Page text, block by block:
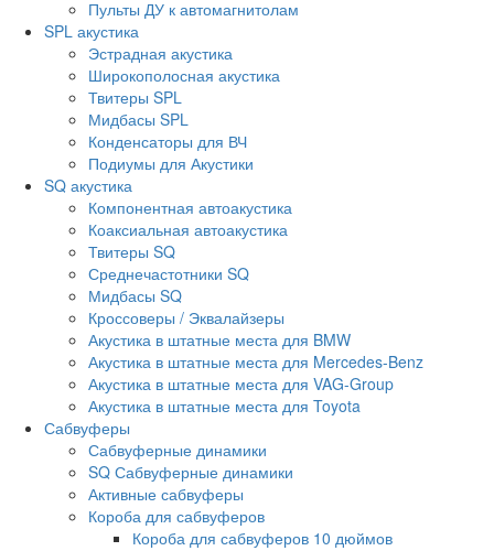
Пульты ДУ к автомагнитолам
SPL акустика
Эстрадная акустика
Широкополосная акустика
Твитеры SPL
Мидбасы SPL
Конденсаторы для ВЧ
Подиумы для Акустики
SQ акустика
Компонентная автоакустика
Коаксиальная автоакустика
Твитеры SQ
Среднечастотники SQ
Мидбасы SQ
Кроссоверы / Эквалайзеры
Акустика в штатные места для BMW
Акустика в штатные места для Mercedes-Benz
Акустика в штатные места для VAG-Group
Акустика в штатные места для Toyota
Сабвуферы
Сабвуферные динамики
SQ Сабвуферные динамики
Активные сабвуферы
Короба для сабвуферов
Короба для сабвуферов 10 дюймов